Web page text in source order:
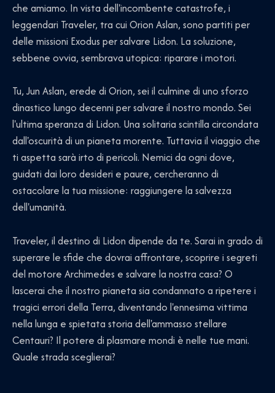
che amiamo. In vista dell'incombente catastrofe, i
leggendari Traveler, tra cui Orion Aslan, sono partiti per
delle missioni Exodus per salvare Lidon. La soluzione,
sebbene ovvia, sembrava utopica: riparare i motori.
Tu, Jun Aslan, erede di Orion, sei il culmine di uno sforzo
dinastico lungo decenni per salvare il nostro mondo. Sei
l'ultima speranza di Lidon. Una solitaria scintilla circondata
dall'oscurità di un pianeta morente. Tuttavia il viaggio che
ti aspetta sarà irto di pericoli. Nemici da ogni dove,
guidati dai loro desideri e paure, cercheranno di
ostacolare la tua missione: raggiungere la salvezza
dell'umanità.
Traveler, il destino di Lidon dipende da te. Sarai in grado di
superare le sfide che dovrai affrontare, scoprire i segreti
del motore Archimedes e salvare la nostra casa? O
lascerai che il nostro pianeta sia condannato a ripetere i
tragici errori della Terra, diventando l'ennesima vittima
nella lunga e spietata storia dell'ammasso stellare
Centauri? Il potere di plasmare mondi è nelle tue mani.
Quale strada sceglierai?